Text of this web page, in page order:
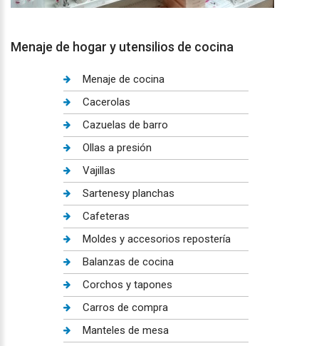
Menaje de hogar y utensilios de cocina
Menaje de cocina
Cacerolas
Cazuelas de barro
Ollas a presión
Vajillas
Sartenesy planchas
Cafeteras
Moldes y accesorios repostería
Balanzas de cocina
Corchos y tapones
Carros de compra
Manteles de mesa